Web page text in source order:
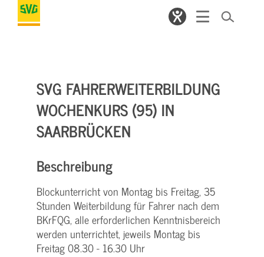
SVG FAHRERWEITERBILDUNG
WOCHENKURS (95) IN
SAARBRÜCKEN
Beschreibung
Blockunterricht von Montag bis Freitag, 35
Stunden Weiterbildung für Fahrer nach dem
BKrFQG, alle erforderlichen Kenntnisbereich
werden unterrichtet, jeweils Montag bis
Freitag 08.30 - 16.30 Uhr